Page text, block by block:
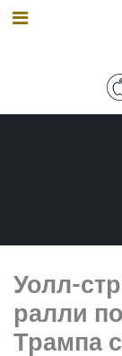
Уолл-
ралли
Трампа